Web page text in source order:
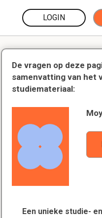
LOGIN
De vragen op deze
samenvatting van het
studiemateriaal:
Een unieke studie-